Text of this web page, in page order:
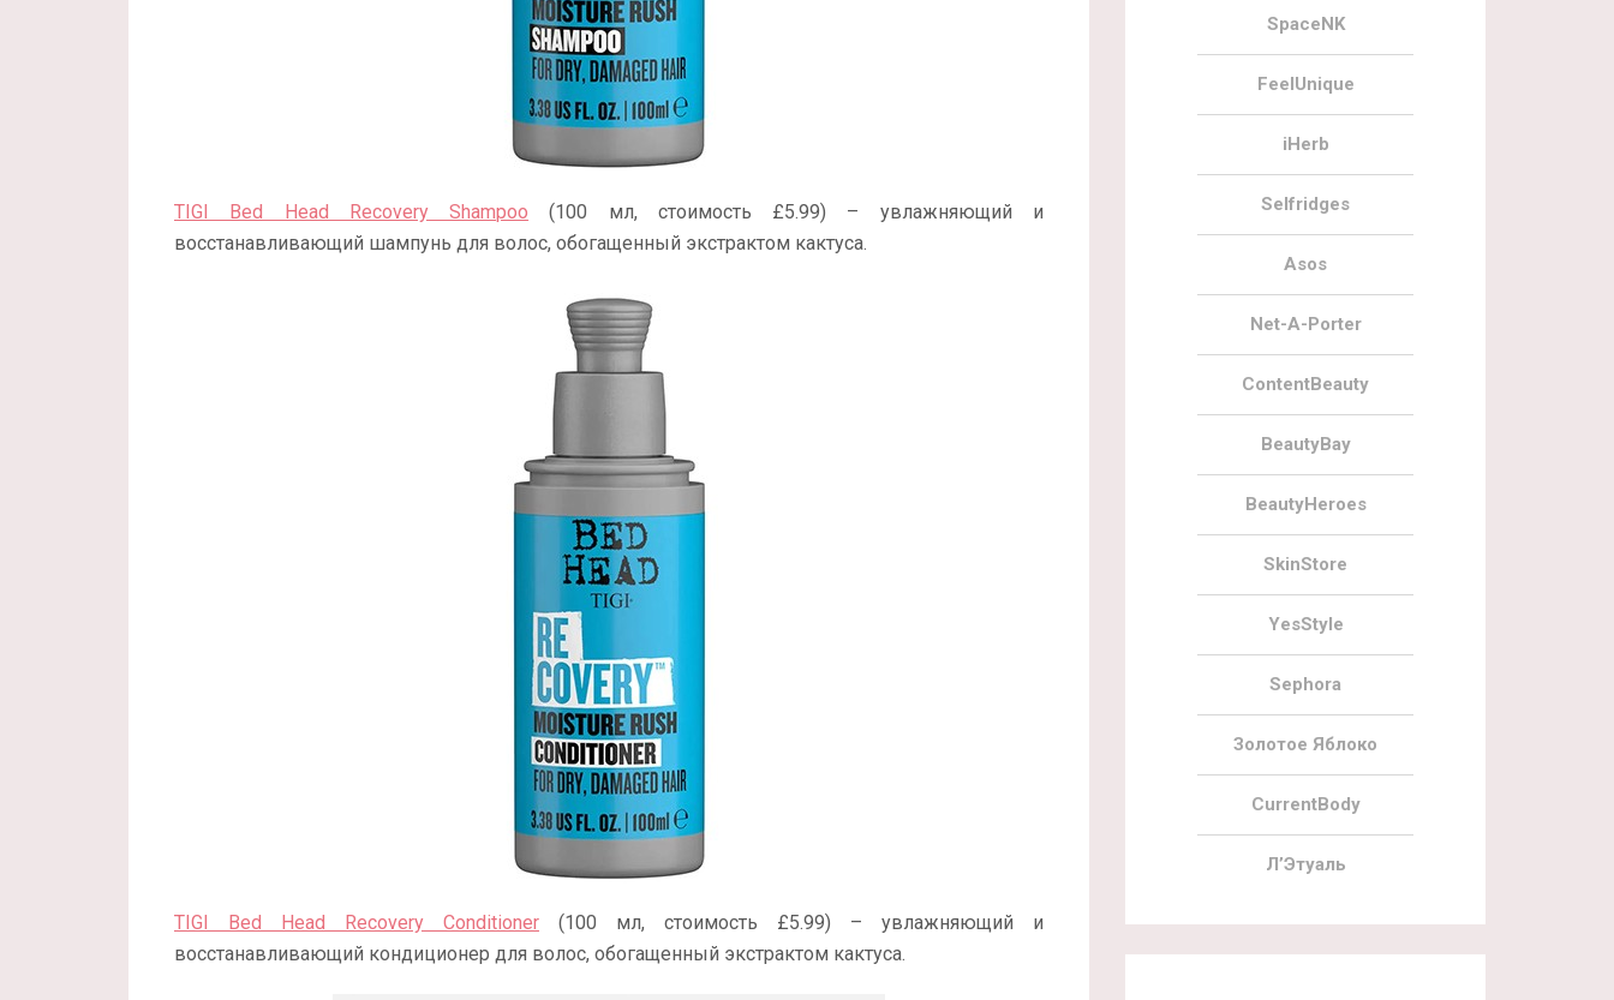
TIGI Bed Head Recovery Shampoo ​ (100 мл, стоимость £5.99) – увлажняющий и
восстанавливающий шампунь для волос, обогащенный экстрактом кактуса.
TIGI Bed Head Recovery Conditioner​ (100 мл, стоимость £5.99) – увлажняющий и
восстанавливающий кондиционер для волос, обогащенный экстрактом кактуса.
SpaceNK
FeelUnique
iHerb
Selfridges
Asos
Net-A-Porter
ContentBeauty
BeautyBay
BeautyHeroes
SkinStore
YesStyle
Sephora
Золотое Яблоко
CurrentBody
Л’Этуаль